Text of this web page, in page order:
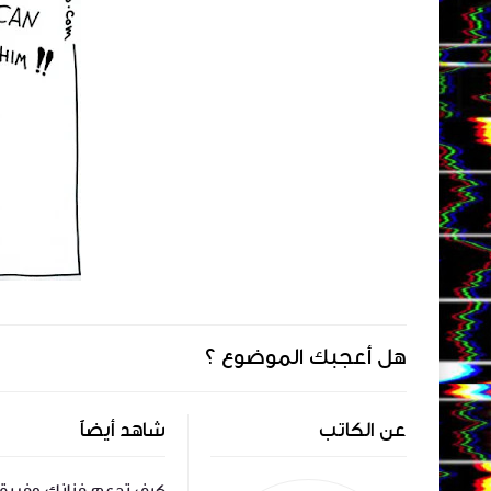
هل أعجبك الموضوع ؟
عن الكاتب شاهد أيضاً